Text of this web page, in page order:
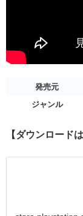
発売元
ジャンル
【ダウンロード